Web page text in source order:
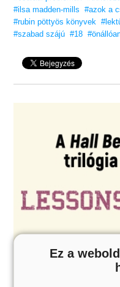
18
#ilsa madden-mills
#azok a
#rubin pöttyös könyvek
#szabad szájú #18
Ez a